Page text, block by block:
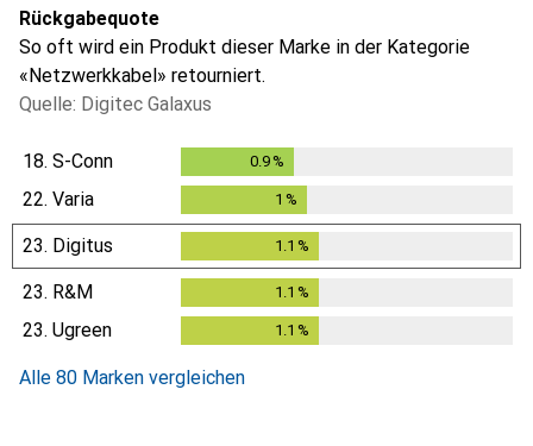
Rückgabequote
So oft wird ein Produkt dieser Marke in der Kategorie
«Netzwerkkabel» retourniert.
Quelle: Digitec Galaxus
18. S-Conn 0.9 %
22. Varia 1 %
23. Digitus 1.1 %
23. R&M 1.1 %
23. Ugreen 1.1 %
Alle 80 Marken vergleichen